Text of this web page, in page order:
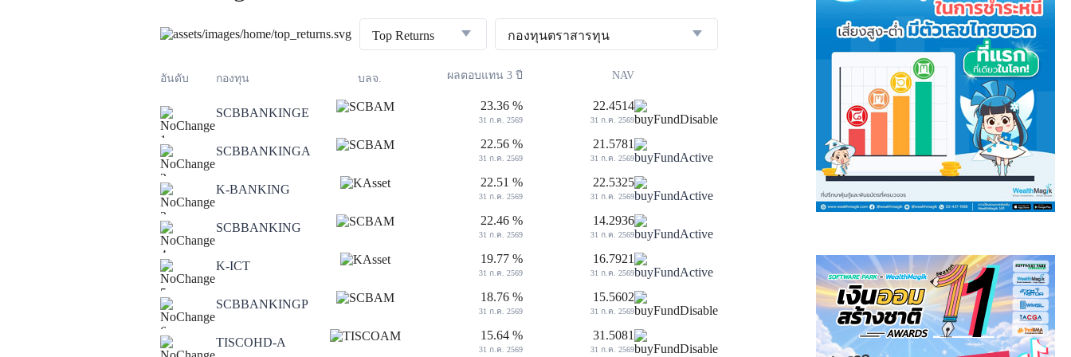
Top Returns กองทุนตราสารทุน
อันดับ กองทุน บลจ. ผลตอบแทน 3 ปี NAV
1
SCBBANKINGE
23.36 %
31 ก.ค. 2569
22.4514
31 ก.ค. 2569
2
SCBBANKINGA
22.56 %
31 ก.ค. 2569
21.5781
31 ก.ค. 2569
3
K-BANKING
22.51 %
31 ก.ค. 2569
22.5325
31 ก.ค. 2569
4
SCBBANKING
22.46 %
31 ก.ค. 2569
14.2936
31 ก.ค. 2569
5
K-ICT
19.77 %
31 ก.ค. 2569
16.7921
31 ก.ค. 2569
6
SCBBANKINGP
18.76 %
31 ก.ค. 2569
15.5602
31 ก.ค. 2569
TISCOHD-A
15.64 %
31 ก.ค. 2569
31.5081
31 ก.ค. 2569